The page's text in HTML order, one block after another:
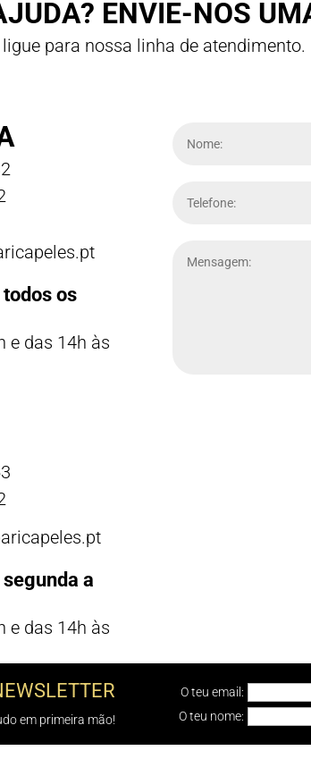
ENVIE-NOS
para nossa linha de atendimento.
os
e das 14h às
a
e das 14h às
em primeira mão!
O teu email:
O teu nome: